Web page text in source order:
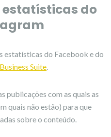
estatísticas do
estatísticas do Facebook e do
Suite.
publicações com as quais as
quais não estão) para que
sobre o conteúdo.